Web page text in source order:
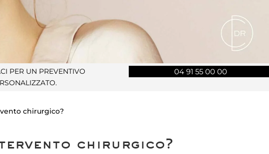
PER UN PREVENTIVO
04 91 55 00 00
chirurgico?
chirurgico?